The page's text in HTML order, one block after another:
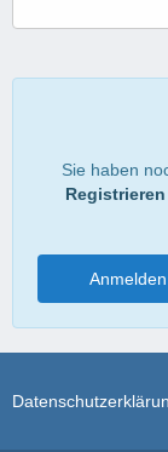
Sie haben
Anmelden